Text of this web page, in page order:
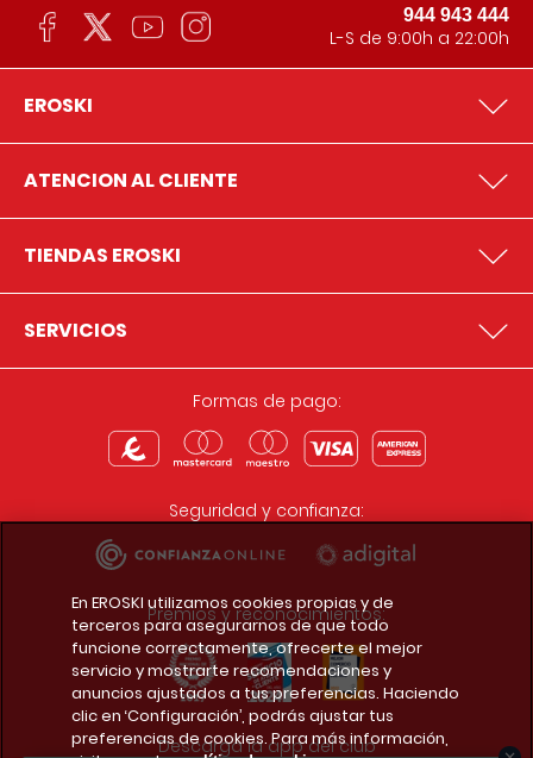
944 943 444
L-S de 9:00h a 22:00h
EROSKI
ATENCION AL CLIENTE
TIENDAS EROSKI
SERVICIOS
Formas de pago:
Seguridad y confianza:
Premios y reconocimientos:
Descarga la app del club
En EROSKI utilizamos cookies propias y de
terceros para asegurarnos de que todo
funcione correctamente, ofrecerte el mejor
servicio y mostrarte recomendaciones y
anuncios ajustados a tus preferencias. Haciendo
clic en ‘Configuración’, podrás ajustar tus
preferencias de cookies. Para más información,